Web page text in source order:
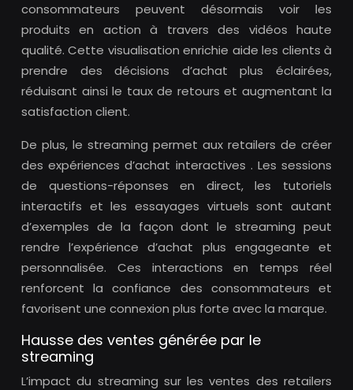
consommateurs peuvent désormais voir les
produits en action à travers des vidéos haute
qualité. Cette visualisation enrichie aide les clients à
prendre des décisions d’achat plus éclairées,
réduisant ainsi le taux de retours et augmentant la
satisfaction client.
De plus, le streaming permet aux retailers de créer
des expériences d’achat interactives . Les sessions
de questions-réponses en direct, les tutoriels
interactifs et les essayages virtuels sont autant
d’exemples de la façon dont le streaming peut
rendre l’expérience d’achat plus engageante et
personnalisée. Ces interactions en temps réel
renforcent la confiance des consommateurs et
favorisent une connexion plus forte avec la marque.
Hausse des ventes générée par le
streaming
L’impact du streaming sur les ventes des retailers